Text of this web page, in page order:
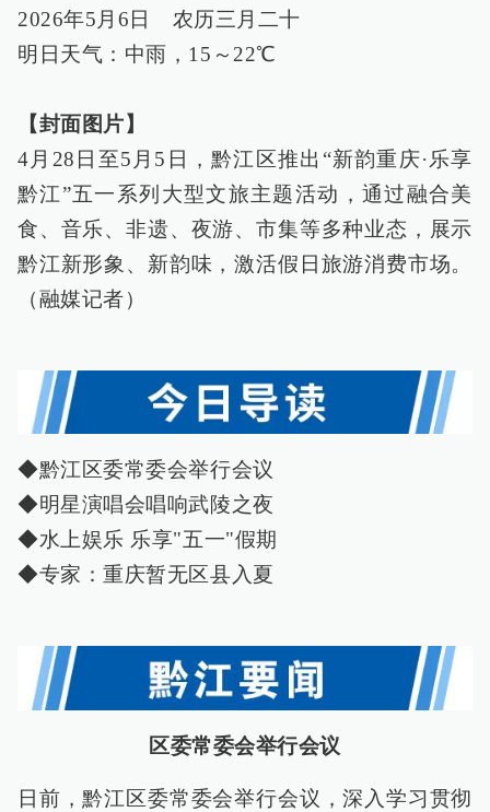
2026年5月6日 农历三月二十
明日天气：中雨，15～22℃
【封面图片】
4月28日至5月5日，黔江区推出“新韵重庆·乐享
黔江”五一系列大型文旅主题活动，通过融合美
食、音乐、非遗、夜游、市集等多种业态，展示
黔江新形象、新韵味，激活假日旅游消费市场。
（融媒记者）
◆黔江区委常委会举行会议
◆明星演唱会唱响武陵之夜
◆水上娱乐 乐享"五一"假期
◆专家：重庆暂无区县入夏
区委常委会举行会议
日前，黔江区委常委会举行会议，深入学习贯彻